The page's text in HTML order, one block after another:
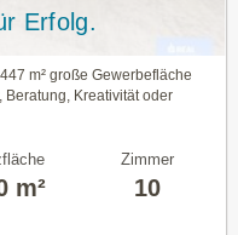
Erfolg.
m² große Gewerbefläche
Kreativität oder
m²
Zimmer
10